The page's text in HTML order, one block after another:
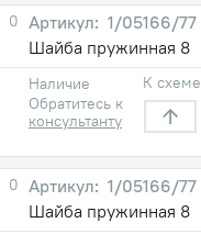
0
1/05166/77
Шайба пружинная 8
Наличие
Обратитесь к
консультанту
К схеме
0
1/05166/77
Шайба пружинная 8